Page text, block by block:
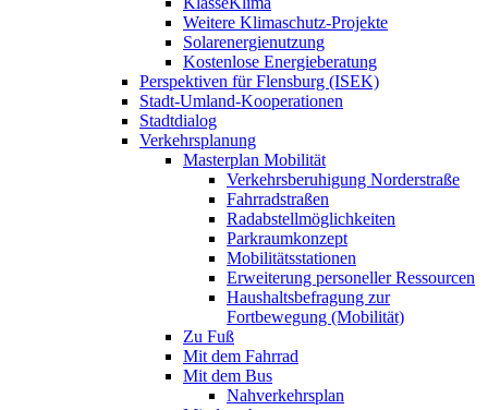
Weitere Klimaschutz-Projekte
Solarenergienutzung
Kostenlose Energieberatung
Perspektiven für Flensburg (ISEK)
Stadt-Umland-Kooperationen
Stadtdialog
Verkehrsplanung
Masterplan Mobilität
Verkehrsberuhigung Norderstraße
Fahrradstraßen
Radabstellmöglichkeiten
Parkraumkonzept
Mobilitätsstationen
Erweiterung personeller Ressourcen
Haushaltsbefragung zur
Fortbewegung (Mobilität)
Zu Fuß
Mit dem Fahrrad
Mit dem Bus
Nahverkehrsplan